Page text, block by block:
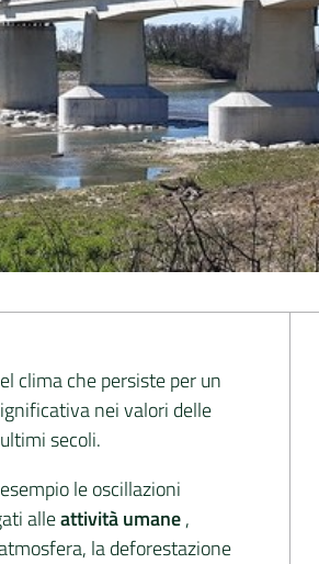
clima che persiste per un
nei valori delle
secoli.
le oscillazioni
alleattività umane,
la deforestazione